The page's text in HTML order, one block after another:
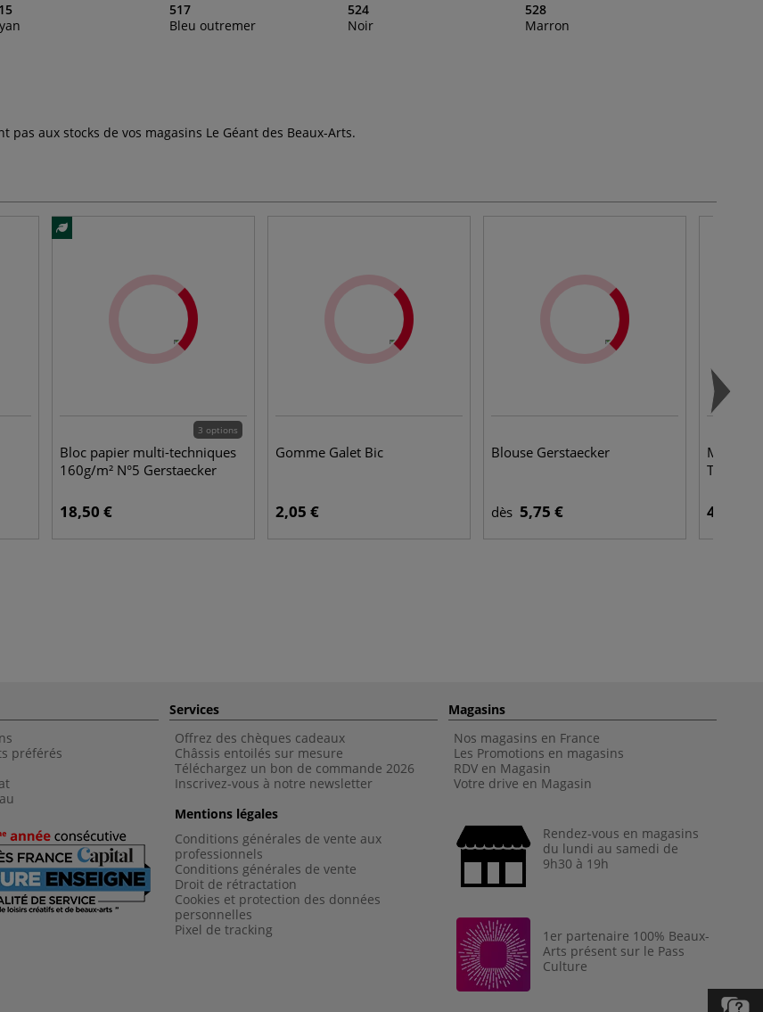
517
Bleu outremer
524
Noir
528
Marron
aux stocks de vos magasins Le Géant des Beaux-Arts.
3 options
Bloc papier multi-techniques
160g/m² N°5 Gerstaecker
18,50 €
Gomme Galet Bic
2,05 €
Blouse Gerstaecker
dès 5,75 €
Tip
4,95 €
préférés
Services
Offrez des chèques cadeaux
Châssis entoilés sur mesure
Téléchargez un bon de commande 2026
Inscrivez-vous à notre newsletter
Mentions légales
Conditions générales de vente aux
professionnels
Conditions générales de vente
Droit de rétractation
Cookies et protection des données
personnelles
Pixel de tracking
Magasins
Nos magasins en France
Les Promotions en magasins
RDV en Magasin
Votre drive en Magasin
Rendez-vous en magasins
du lundi au samedi de
9h30 à 19h
1er partenaire 100% Beaux-
Arts présent sur le Pass
Culture